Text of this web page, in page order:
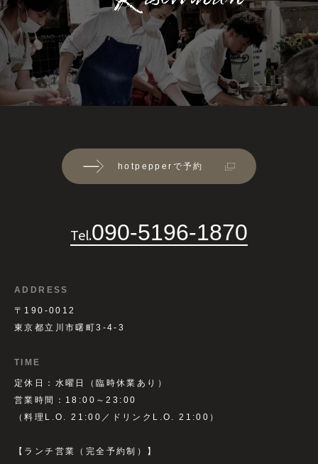
hotpepperで予約
Tel.090-5196-1870
ADDRESS
〒190-0012
東京都立川市曙町3-4-3
TIME
定休日：水曜日（臨時休業あり）
営業時間：18:00～23:00
（料理L.O. 21:00／ドリンクL.O. 21:00）
【ランチ営業（完全予約制）】